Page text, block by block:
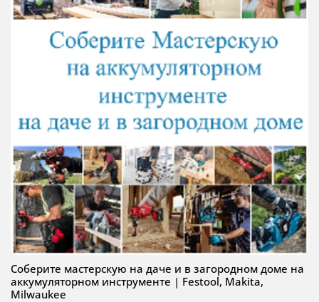
Соберите мастерскую на даче и в загородном доме на
аккумуляторном инструменте | Festool, Makita,
Milwaukee